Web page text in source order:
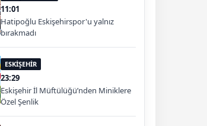
11:01
Hatipoğlu Eskişehirspor'u yalnız
bırakmadı
ESKİŞEHİR
23:29
Eskişehir İl Müftülüğü’nden Miniklere
Özel Şenlik